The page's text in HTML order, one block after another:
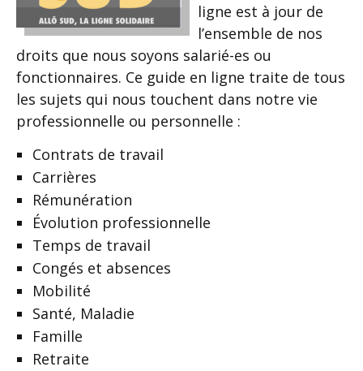
ligne est à jour de
l’ensemble de nos
droits que nous soyons salarié-es ou
fonctionnaires. Ce guide en ligne traite de tous
les sujets qui nous touchent dans notre vie
professionnelle ou personnelle :
Contrats de travail
Carrières
Rémunération
Évolution professionnelle
Temps de travail
Congés et absences
Mobilité
Santé, Maladie
Famille
Retraite